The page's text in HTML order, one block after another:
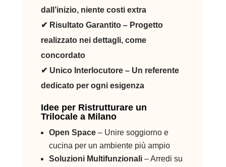
dall’inizio, niente costi extra
✔ Risultato Garantito– Progetto
realizzato nei dettagli, come
concordato
✔ Unico Interlocutore– Un referente
dedicato per ogni esigenza
Idee per Ristrutturare un
Trilocale a Milano
Open Space – Unire soggiorno e
cucina per un ambiente più ampio
Soluzioni Multifunzionali – Arredi su